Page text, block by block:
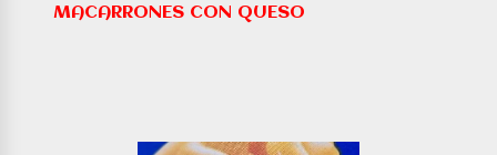
MACARRONES CON QUESO